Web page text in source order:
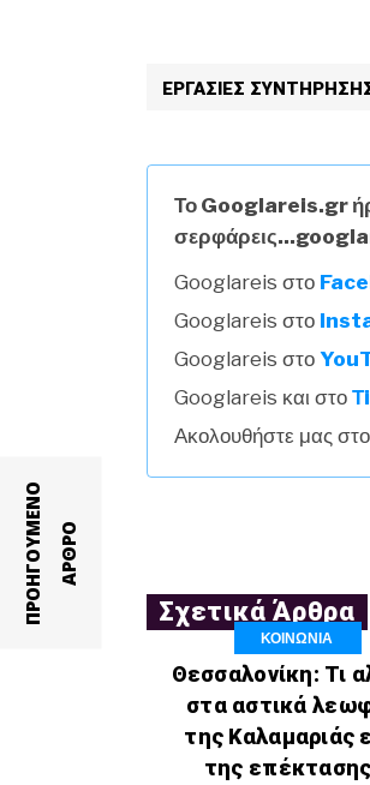
ΕΡΓΑΣΙΕΣ
Το Googlareis.gr
Googlareis στο
Googlareis στο
Googlareis στο
Googlareis και στο
Ακολουθήστε μας στο
Π
Ρ
Ο
Η
Γ
Ο
Υ Μ
Ε
Ν
Ο
Α
Ρ
Θ
Ρ Ο
Σχετικά Άρθρα
ΚΟΙΝΩΝΙΑ
Θεσσαλονίκη: Τι
στα αστικά
της Καλαμαριάς
της